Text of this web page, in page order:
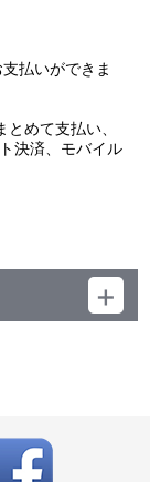
払いができま
めて支払い、
決済、モバイル